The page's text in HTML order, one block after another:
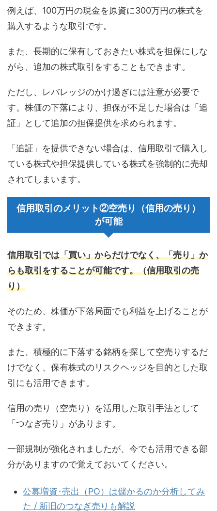
例えば、100万円の現金を原資に300万円の株式を
購入するような取引です。
また、長期的に保有しておきたい株式を担保にしな
がら、追加の株式取引をすることもできます。
ただし、レバレッジのかけ過ぎには注意が必要で
す。株価の下落により、担保が不足した場合は「追
証」として追加の担保提供を求められます。
「追証」を提供できない場合は、信用取引で購入し
ている株式や担保提供している株式を強制的に売却
されてしまいます。
信用取引のメリット②空売り（信用の売り）
が可能
信用取引では「買い」からだけでなく、「売り」か
らも取引をすることが可能です。（信用取引の売
り）
そのため、株価が下落局面でも利益を上げることが
できます。
また、積極的に下落する銘柄を探して空売りするだ
けでなく、保有株式のリスクヘッジを目的とした取
引にも活用できます。
信用の売り（空売り）を活用した取引手法として
「つなぎ売り」があります。
一部規制が強化されましたが、今でも活用できる部
分がありますので覚えておいてください。
公募増資･売出（PO）は儲かるのか分析してみ
た / 新旧のつなぎ売りも解説